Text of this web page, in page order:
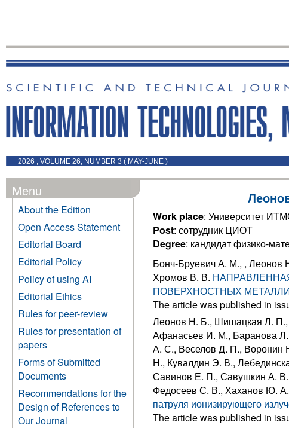
2026 , VOLUME 26, NUMBER 3 ( MAY-JUNE )
Menu
About the Edition
Open Access Statement
Editorial Board
Editorial Policy
Policy of using AI
Editorial Ethics
Rules for peer-review
Rules for presentation of
papers
Forms of Submitted
Documents
Recommendations for the
Design of References to
Our Journal
Work place: Университет
Post: сотрудник ЦИОТ
Degree: кандидат физико-
Бонч-Бруевич А. М., , Леонов
Хромов В. В.
ПОВЕРХНОСТНЫХ
The article was published in
Леонов Н. Б., Шишацкая Л.
Афанасьев И. М., Баранова
А. С., Веселов Д. П., Воронин
Н., Кувалдин Э. В.,
Савинов Е. П., Савушкин А.
Федосеев С. В., Хаханов Ю.
патруля ионизирующего
The article was published in